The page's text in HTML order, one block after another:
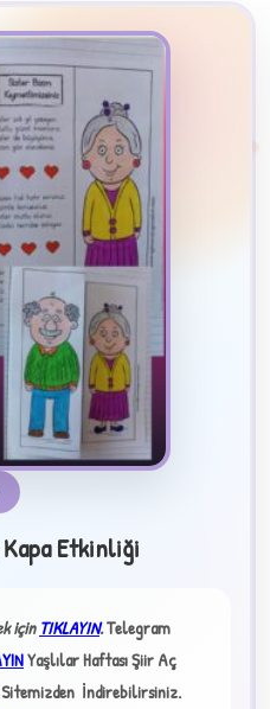
2
✦
Etkinliği
içinTIKLAYIN.Telegram
Yaşlılar Haftası Şiir Aç
Sitemizden İndirebilirsiniz.